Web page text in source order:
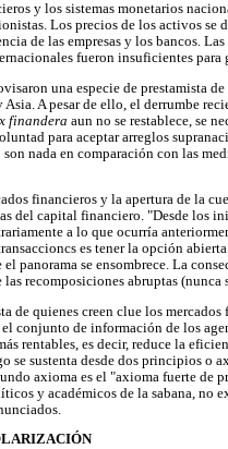
y los sistemas monetarios
Los precios de los activos se
de las empresas y los bancos.
fueron insuficientes
una especie de prestamista
A pesar de ello, el derrumbe
finandera aun no se restablece, se
para aceptar arreglos
son nada en comparación con las
financieros y la apertura de la
del capital financiero. "Desde los
a lo que ocurría
es tener la opción
el panorama se ensombrece. La
recomposiciones abruptas
de quienes creen clue los
conjunto de información de los
rentables, es decir, reduce la
se sustenta desde dos principios
axioma es el "axioma fuerte de
y académicos de la sabana, no